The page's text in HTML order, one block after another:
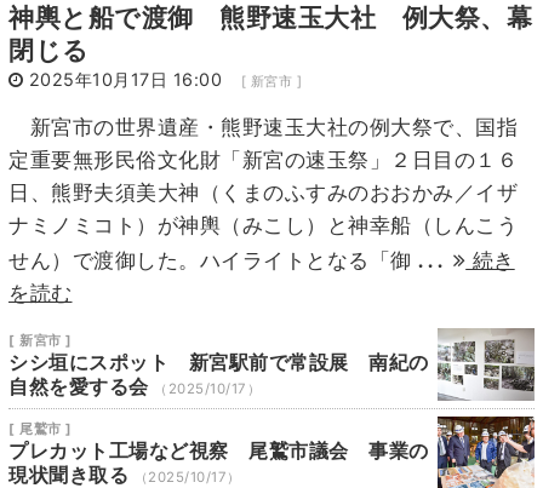
神輿と船で渡御 熊野速玉大社 例大祭、幕
閉じる
2025年10月17日 16:00 [ 新宮市 ]
新宮市の世界遺産・熊野速玉大社の例大祭で、国指
定重要無形民俗文化財「新宮の速玉祭」２日目の１６
日、熊野夫須美大神（くまのふすみのおおかみ／イザ
ナミノミコト）が神輿（みこし）と神幸船（しんこう
せん）で渡御した。ハイライトとなる「御 ...
続き
を読む
[ 新宮市 ]
シシ垣にスポット 新宮駅前で常設展 南紀の
自然を愛する会
（2025/10/17）
[ 尾鷲市 ]
プレカット工場など視察 尾鷲市議会 事業の
現状聞き取る
（2025/10/17）